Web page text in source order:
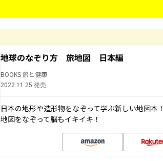
地球のなぞり方 旅地図 日本編
BOOKS 旅と健康
2022.11.25 発売
日本の地形や造形物をなぞって学ぶ新しい地図
地図をなぞって脳もイキイキ！